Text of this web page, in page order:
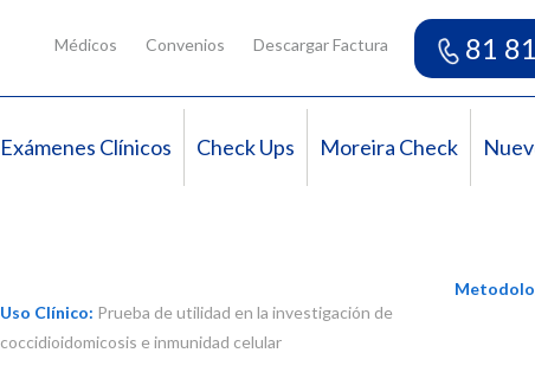
Médicos Convenios Descargar Factura 81
Exámenes Clínicos Check Ups Moreira Check
Uso Clínico: Prueba de utilidad en la investigación de
coccidioidomicosis e inmunidad celular